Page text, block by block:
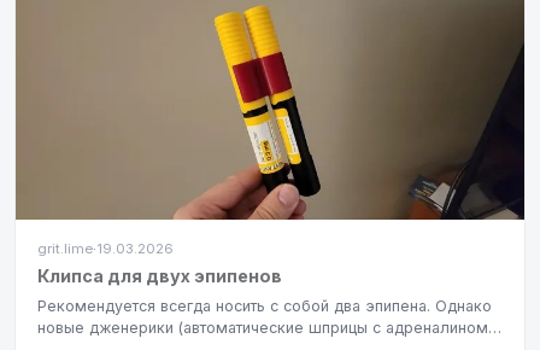
grit.lime·19.03.2026
Клипса для двух эпипенов
Рекомендуется всегда носить с собой два эпипена. Однако
новые дженерики (автоматические шприцы с адреналином